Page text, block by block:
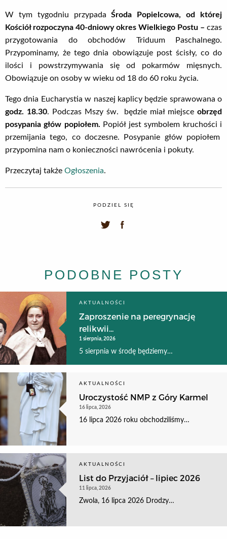
W tym tygodniu przypada Środa Popielcowa, od której
Kościół rozpoczyna 40-dniowy okres Wielkiego Postu – czas
przygotowania do obchodów Triduum Paschalnego.
Przypominamy, że tego dnia obowiązuje post ścisły, co do
ilości i powstrzymywania się od pokarmów mięsnych.
Obowiązuje on osoby w wieku od 18 do 60 roku życia.
Tego dnia Eucharystia w naszej kaplicy będzie sprawowana o
godz. 18.30. Podczas Mszy św. będzie miał miejsceobrzęd
posypania głów popiołem. Popiół jest symbolem kruchości i
przemijania tego, co doczesne. Posypanie głów popiołem
przypomina nam o konieczności nawrócenia i pokuty.
Przeczytaj także Ogłoszenia.
PODZIEL SIĘ
PODOBNE POSTY
AKTUALNOŚCI
Zaproszenie na peregrynację
relikwii...
1 sierpnia, 2026
5 sierpnia w środę będziemy…
AKTUALNOŚCI
Uroczystość NMP z Góry Karmel
16 lipca, 2026
16 lipca 2026 roku obchodziliśmy…
AKTUALNOŚCI
List do Przyjaciół – lipiec 2026
11 lipca, 2026
Zwola, 16 lipca 2026 Drodzy…